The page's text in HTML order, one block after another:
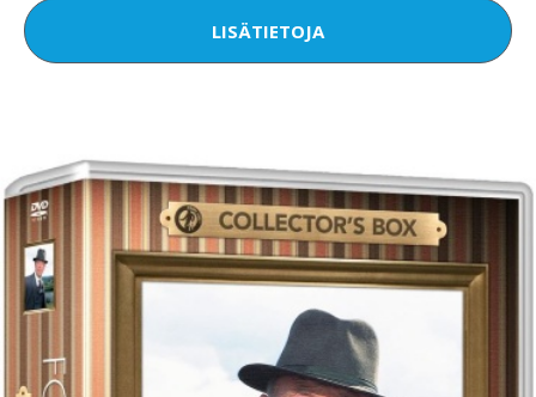
LISÄTIETOJA